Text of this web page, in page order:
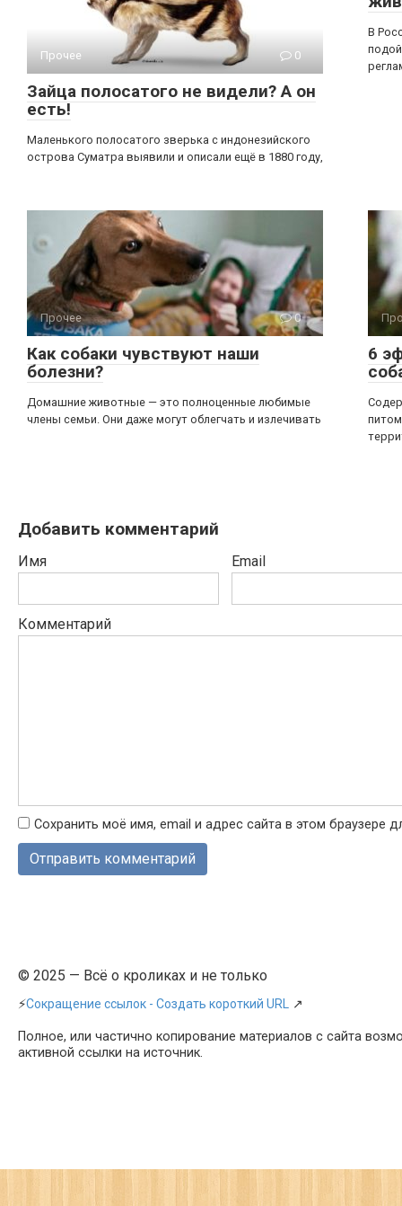
Прочее 0
Зайца полосатого не видели? А он
есть!
Маленького полосатого зверька с индонезийского
острова Суматра выявили и описали ещё в 1880 году,
В
Прочее 0
Как собаки чувствуют наши
болезни?
Домашние животные — это полноценные любимые
члены семьи. Они даже могут облегчать и излечивать
6
Добавить комментарий
Имя Email
Комментарий
Сохранить моё имя, email и адрес сайта в этом браузере
© 2025 — Всё о кроликах и не только
⚡Сокращение ссылок - Создать короткий URL ↗
Полное, или частично копирование материалов с сайта
активной ссылки на источник.